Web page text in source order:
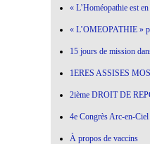
« L’Homéopathie est
« L’OMEOPATHIE »
15 jours de mission
1ERES ASSISES
2ième DROIT DE
4e Congrès Arc-en-
À propos de vaccins